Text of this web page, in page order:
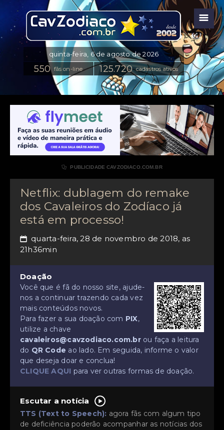
☰
fãs on-line cadastros ativos
 PUBLICIDADE CAVZODIACO.COM.BR
Netflix: dublagem do remake
dos Cavaleiros do Zodíaco já
está em processo!
📅 quarta-feira, 28 de novembro de 2018, as
21h36min
Doação
Você que é fã do nosso site, ajude-
nos a continuar trazendo cada vez
mais conteúdos novos.
Para fazer a sua doação com PIX,
utilize a chave
cavaleiros@cavzodiaco.com.brou faça a leitura
do QR Code ao lado. Em seguida, informe o valor
que deseja doar e conclua!
CLIQUE AQUI para ver outras formas de doação.
Escutar a notícia
TTS (Text to Speech): agora fãs com algum tipo
de deficiência poderão acompanhar as notícias dos